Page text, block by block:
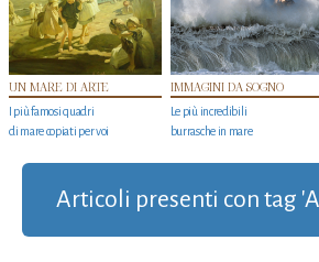
UN MARE DI ARTE
I più famosi quadri
di mare copiati per voi
IMMAGINI DA SOGNO
Le più incredibili
burrasche in mare
Articoli presenti con tag